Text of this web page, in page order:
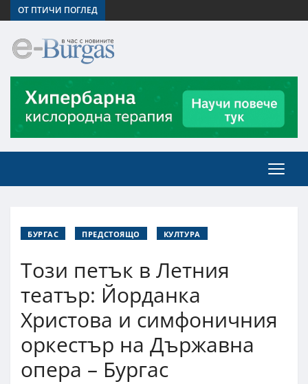
ОТ ПТИЧИ ПОГЛЕД
БУРГАС ПРЕДСТОЯЩО КУЛТУРА
Този петък в Летния
театър: Йорданка
Христова и симфоничния
оркестър на Държавна
опера – Бургас